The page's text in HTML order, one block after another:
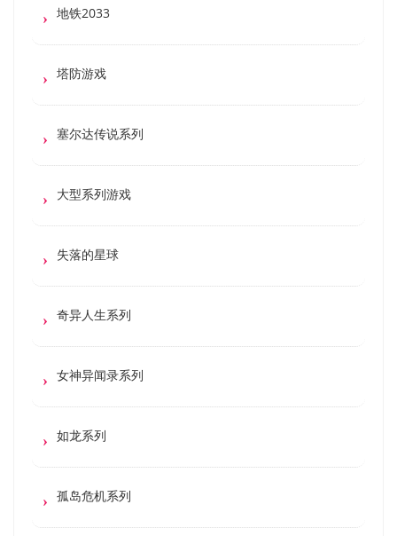
地铁2033
塔防游戏
塞尔达传说系列
大型系列游戏
失落的星球
奇异人生系列
女神异闻录系列
如龙系列
孤岛危机系列